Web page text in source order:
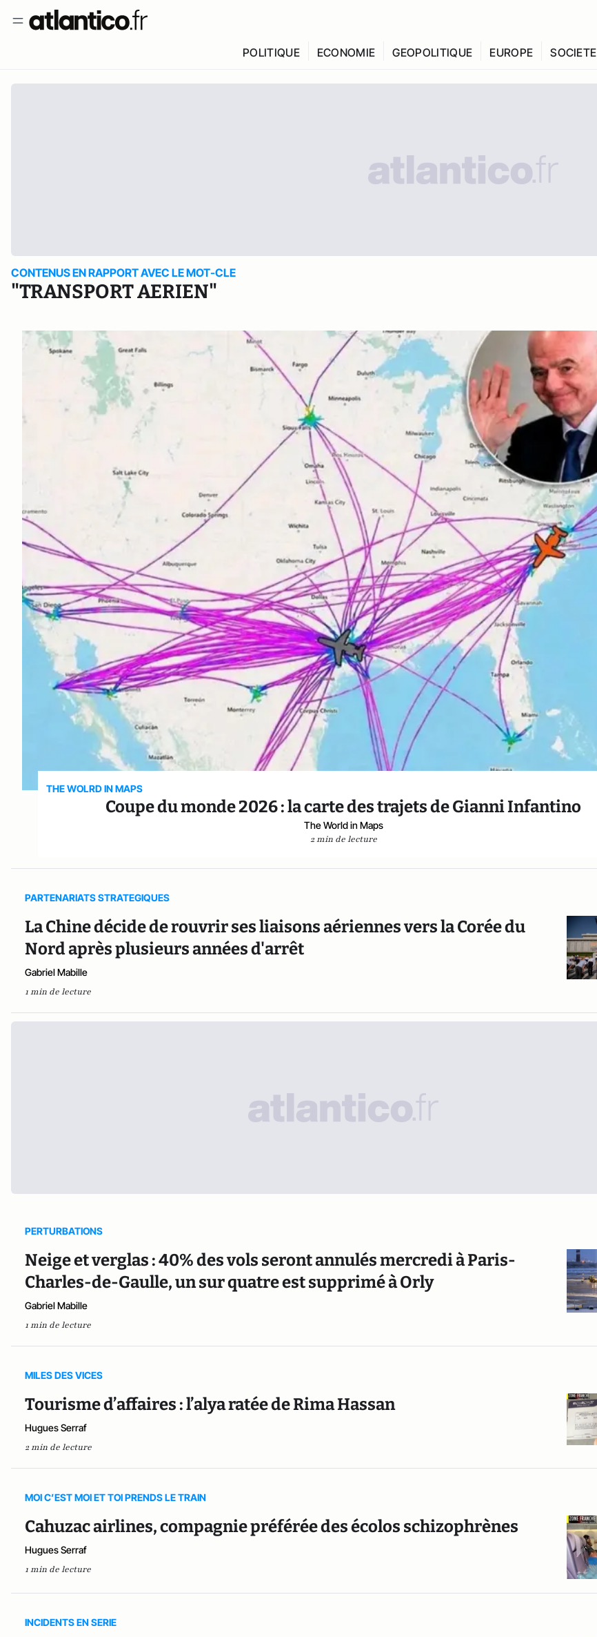
POLITIQUE ECONOMIE GEOPOLITIQUE EUROPE SOCIETE
CONTENUS EN RAPPORT AVEC LE MOT-CLE
"TRANSPORT AERIEN"
THE WOLRD IN MAPS
Coupe du monde 2026 : la carte des trajets de Gianni Infantino
The World in Maps
2 min de lecture
PARTENARIATS STRATEGIQUES
La Chine décide de rouvrir ses liaisons aériennes vers la Corée du
Nord après plusieurs années d'arrêt
Gabriel Mabille
1 min de lecture
PERTURBATIONS
Neige et verglas : 40% des vols seront annulés mercredi à Paris-
Charles-de-Gaulle, un sur quatre est supprimé à Orly
Gabriel Mabille
1 min de lecture
MILES DES VICES
Tourisme d’affaires : l’alya ratée de Rima Hassan
Hugues Serraf
2 min de lecture
MOI C’EST MOI ET TOI PRENDS LE TRAIN
Cahuzac airlines, compagnie préférée des écolos schizophrènes
Hugues Serraf
1 min de lecture
INCIDENTS EN SERIE